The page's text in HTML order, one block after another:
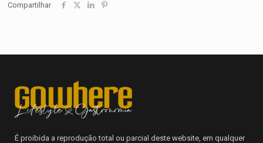
Compartilhar
É proibida a reprodução total ou parcial deste website, em qualquer